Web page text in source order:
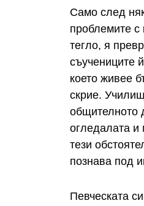
Само след
проблемите с
тегло, я
съучениците
което живее
скрие.
общителното
огледалата
тези
познава под
Певческата